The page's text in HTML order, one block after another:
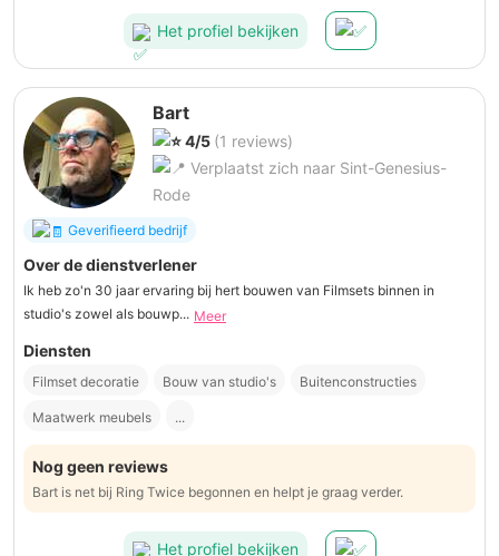
Het profiel bekijken
Bart
4/5 (1 reviews)
Verplaatst zich naar Sint-Genesius-
Rode
Geverifieerd bedrijf
Over de dienstverlener
Ik heb zo'n 30 jaar ervaring bij hert bouwen van Filmsets binnen in
studio's zowel als bouwp... Meer
Diensten
Filmset decoratie Bouw van studio's Buitenconstructies
Maatwerk meubels ...
Nog geen reviews
Bart is net bij Ring Twice begonnen en helpt je graag verder.
Het profiel bekijken